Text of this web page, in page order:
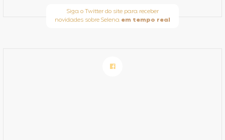
Siga o Twitter do site para receber
novidades sobre Selena em tempo real